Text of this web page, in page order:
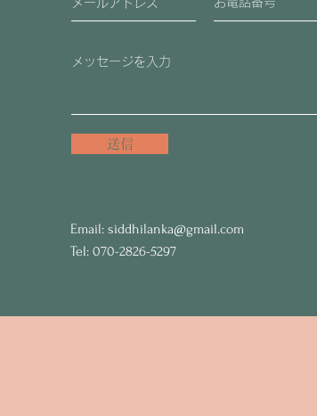
送信
Email: siddhilanka@gmail.com
Tel: 070-2826-5297